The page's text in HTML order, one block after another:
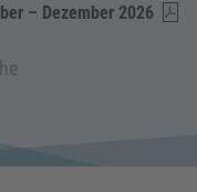
– Dezember 2026